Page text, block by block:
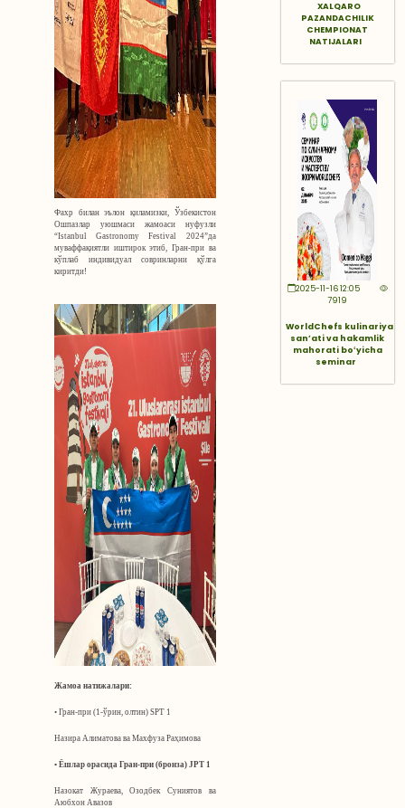
Фахр билан эълон қиламизки, Ўзбекистон
Ошпазлар уюшмасижамоаси нуфузли
“Istanbul Gastronomy Festival 2024”да
муваффақиятли иштирок этиб, Гран-при ва
кўплаб индивидуал совринларни қўлга
киритди!
Жамоа натижалари:
• Гран-при (1-ўрин, олтин) SPT 1
Назира Алиматова ва Махфуза Раҳимова
• Ёшлар орасида Гран-при (бронза) JPT 1
Назокат Жураева, Озодбек Суниятов ва
Аюбхон Авазов
XALQARO
PAZANDACHILIK
CHEMPIONAT
NATIJALARI
2025-11-16 12:05
7919
WorldChefs kulinariya
sanʼati va hakamlik
mahorati boʻyicha
seminar